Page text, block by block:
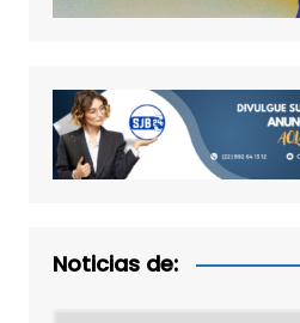
Noticias de: